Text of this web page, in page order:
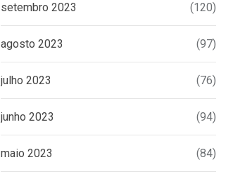
setembro 2023 (120)
agosto 2023 (97)
julho 2023 (76)
junho 2023 (94)
maio 2023 (84)